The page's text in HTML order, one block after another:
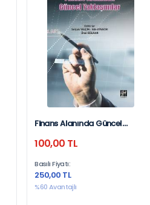
Finans Alanında Güncel
100,00 TL
Basılı Fiyatı:
250,00 TL
%60 Avantajlı